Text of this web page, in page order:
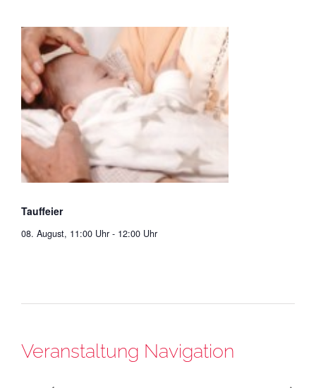
Tauffeier
08. August, 11:00 Uhr - 12:00 Uhr
Veranstaltung Navigation